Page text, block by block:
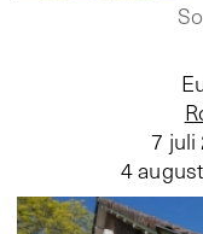
7 juli
4